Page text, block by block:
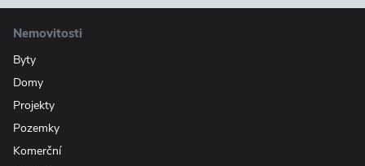
Nemovitosti
Byty
Domy
Projekty
Pozemky
Komerční